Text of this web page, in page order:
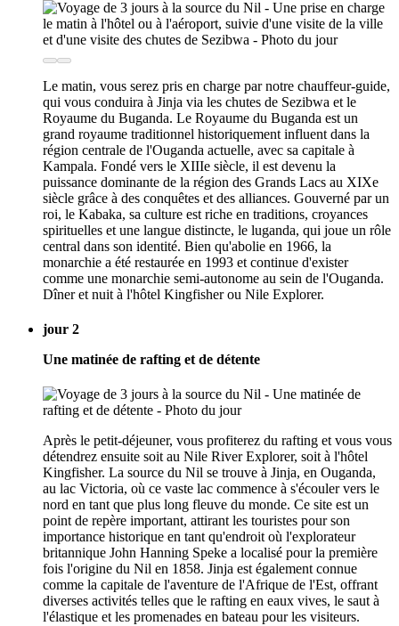
Le matin, vous serez pris en charge par notre chauffeur-guide,
qui vous conduira à Jinja via les chutes de Sezibwa et le
Royaume du Buganda. Le Royaume du Buganda est un
grand royaume traditionnel historiquement influent dans la
région centrale de l'Ouganda actuelle, avec sa capitale à
Kampala. Fondé vers le XIIIe siècle, il est devenu la
puissance dominante de la région des Grands Lacs au XIXe
siècle grâce à des conquêtes et des alliances. Gouverné par un
roi, le Kabaka, sa culture est riche en traditions, croyances
spirituelles et une langue distincte, le luganda, qui joue un rôle
central dans son identité. Bien qu'abolie en 1966, la
monarchie a été restaurée en 1993 et continue d'exister
comme une monarchie semi-autonome au sein de l'Ouganda.
Dîner et nuit à l'hôtel Kingfisher ou Nile Explorer.
jour 2
Une matinée de rafting et de détente
Après le petit-déjeuner, vous profiterez du rafting et vous vous
détendrez ensuite soit au Nile River Explorer, soit à l'hôtel
Kingfisher. La source du Nil se trouve à Jinja, en Ouganda,
au lac Victoria, où ce vaste lac commence à s'écouler vers le
nord en tant que plus long fleuve du monde. Ce site est un
point de repère important, attirant les touristes pour son
importance historique en tant qu'endroit où l'explorateur
britannique John Hanning Speke a localisé pour la première
fois l'origine du Nil en 1858. Jinja est également connue
comme la capitale de l'aventure de l'Afrique de l'Est, offrant
diverses activités telles que le rafting en eaux vives, le saut à
l'élastique et les promenades en bateau pour les visiteurs.